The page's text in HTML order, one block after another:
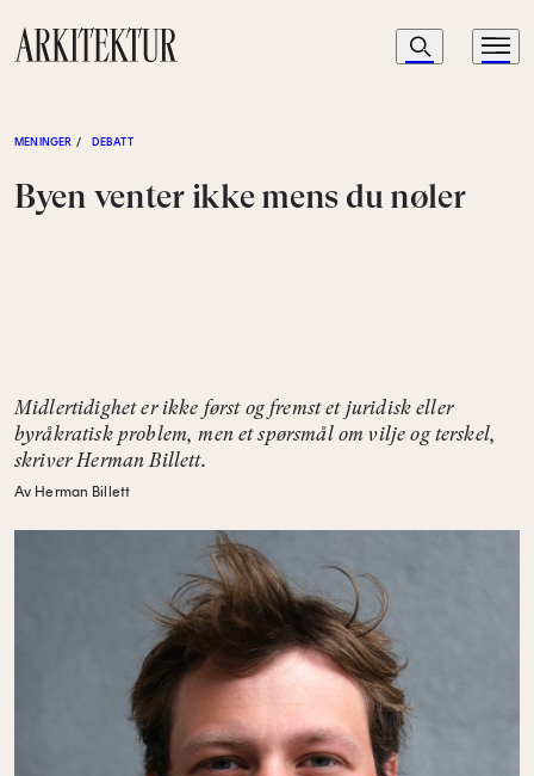
Navigasjon
Søk Meny
MENINGER / DEBATT
Byen venter ikke mens du nøler
Midlertidighet er ikke først og fremst et juridisk eller
byråkratisk problem, men et spørsmål om vilje og terskel,
skriver Herman Billett.
Av Herman Billett